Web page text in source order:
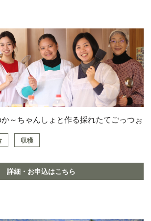
か～ちゃんしょと作る採れたてごっつぉ
収穫
詳細・お申込はこちら